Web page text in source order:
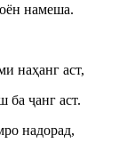
намеша.
наҳанг аст,
ба ҷанг аст.
надорад,